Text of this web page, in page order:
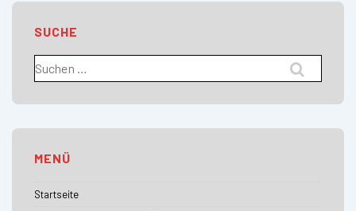
SUCHE
nach:
MENÜ
Startseite